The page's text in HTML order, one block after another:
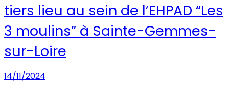
tiers lieu au sein de l’EHPAD “Les
3 moulins” à Sainte-Gemmes-
sur-Loire
14/11/2024